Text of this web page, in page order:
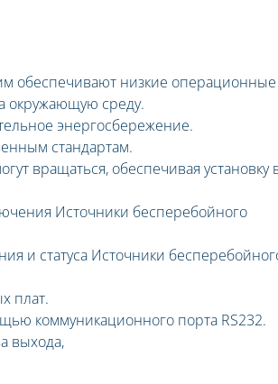
обеспечивают низкие операционные
окружающую среду.
энергосбережение.
стандартам.
вращаться, обеспечивая установку
Источники бесперебойного
и статуса Источники
плат.
коммуникационного порта RS232.
выхода,